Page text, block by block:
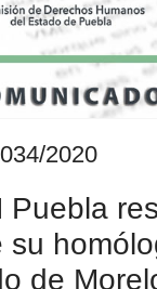
2020
Puebla
su
de